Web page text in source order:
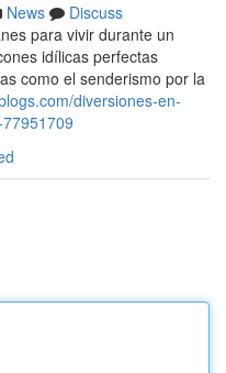
News
Discuss
para vivir durante un
idílicas perfectas
como el senderismo por la
diversiones-en-